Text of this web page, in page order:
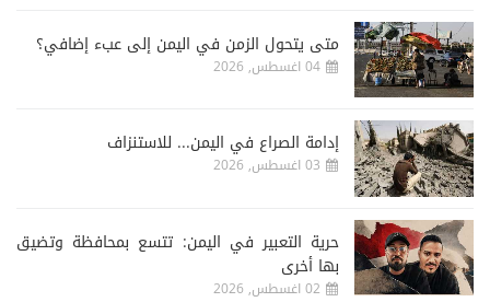
متى يتحول الزمن في اليمن إلى عبء إضافي؟
04 اغسطس, 2026
إدامة الصراع في اليمن... للاستنزاف
03 اغسطس, 2026
حرية التعبير في اليمن: تتسع بمحافظة وتضيق
بها أخرى
02 اغسطس, 2026